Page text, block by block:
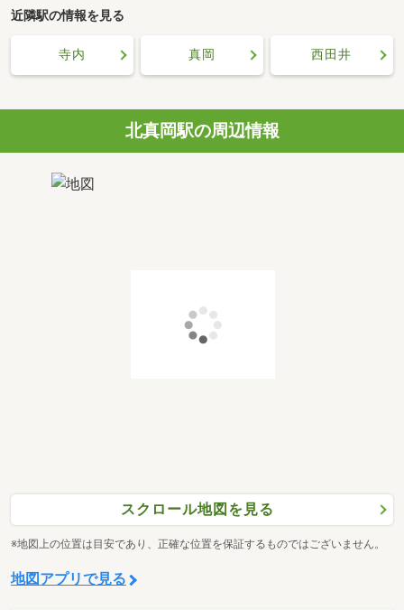
近隣駅の情報を見る
寺内 真岡 西田井
北真岡駅の周辺情報
スクロール地図を見る
※地図上の位置は目安であり、正確な位置を保証するものではございません。
地図アプリで見る